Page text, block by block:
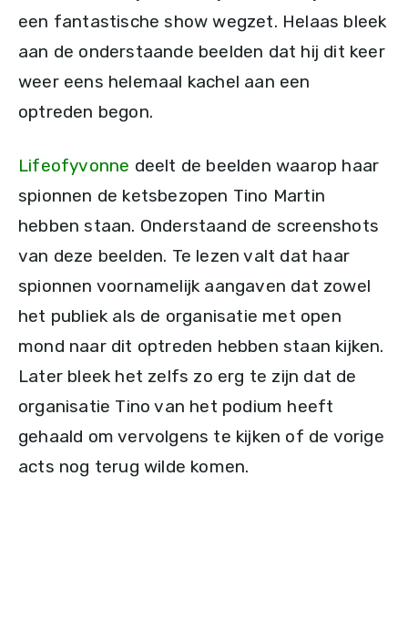
een fantastische show wegzet. Helaas bleek
aan de onderstaande beelden dat hij dit keer
weer eens helemaal kachel aan een
optreden begon.
Lifeofyvonne deelt de beelden waarop haar
spionnen de ketsbezopen Tino Martin
hebben staan. Onderstaand de screenshots
van deze beelden. Te lezen valt dat haar
spionnen voornamelijk aangaven dat zowel
het publiek als de organisatie met open
mond naar dit optreden hebben staan kijken.
Later bleek het zelfs zo erg te zijn dat de
organisatie Tino van het podium heeft
gehaald om vervolgens te kijken of de vorige
acts nog terug wilde komen.